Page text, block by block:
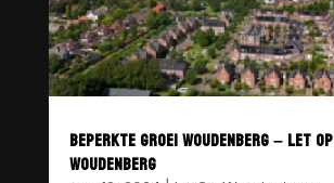
BEPERKTE GROEI WOUDENBERG – LET OP
WOUDENBERG